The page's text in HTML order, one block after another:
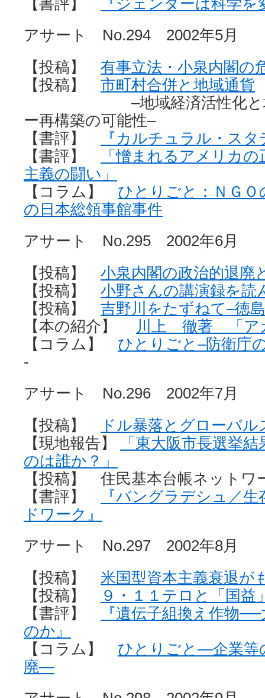
【書評】
『ジェンダーは科学
アサート No.294 2002年5月
【投稿】 有事立法・小泉内閣の
【投稿】 市町村合併と地域通貨
–地域経済活性化と地
ー再構築の可能性–
【書評】
『カルチュラル・ス
【書評】
「憎まれるアメリカ
主義の闘い」
【コラム】 ひとりごと：ＮＧＯ
の日本総領事館事件
アサート No.295 2002年6月
【投稿】 小泉内閣の政治的退廃
【投稿】 小野さんの講演録を読
【投稿】 吉野川をたずねて–徳
【本の紹介】
川上 徹著 「ア
【コラム】 ひとりごと–防衛庁
-
アサート No.296 2002年7月
【投稿】
ドル暴落とグローバ
【現地報告】
「東大阪市長選挙
のは誰か？」
【投稿】 住民基本台帳ネットワ
【書評】
『バングラデシュ／
ドワーク』
アサート No.297 2002年8月
【投稿】 米国型資本主義衰退が
【投稿】
９・１１テロと「国益
【書評】
『遺伝子組換え作物
のか』
【コラム】 ひとりごと—企業等
廃—